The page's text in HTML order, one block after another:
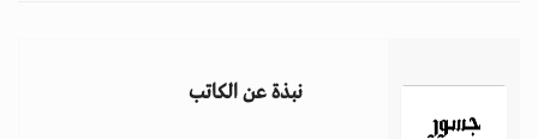
نبذة عن الكاتب